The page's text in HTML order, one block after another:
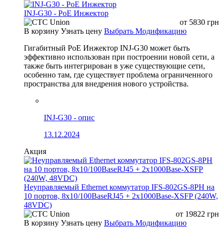
INJ-G30 - PoE Инжектор
от 5830 грн
В корзину Узнать цену Выбрать Модификацию
Гигабитный PoE Инжектор INJ-G30 может быть
эффективно использован при построении новой сети, а
также быть интегрирован в уже существующие сети,
особенно там, где существует проблема ограниченного
пространства для внедрения нового устройства.
INJ-G30 - опис
13.12.2024
Акция
Неуправляемый Ethernet коммутатор IFS-802GS-8PH на
10 портов, 8x10/100BaseRJ45 + 2x1000Base-XSFP (240W,
48VDC)
от 19822 грн
В корзину Узнать цену Выбрать Модификацию